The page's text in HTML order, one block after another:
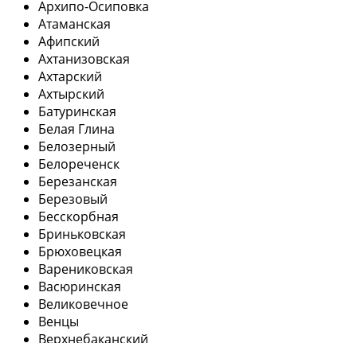
Архипо-Осиповка
Атаманская
Афипский
Ахтанизовская
Ахтарский
Ахтырский
Батуринская
Белая Глина
Белозерный
Белореченск
Березанская
Березовый
Бесскорбная
Бриньковская
Брюховецкая
Варениковская
Васюринская
Великовечное
Венцы
Верхнебаканский